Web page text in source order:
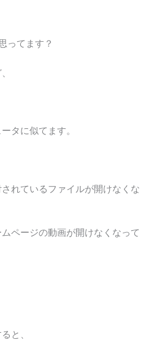
ってます？
タに似てます。
れているファイルが開けなくな
ページの動画が開けなくなって
と、